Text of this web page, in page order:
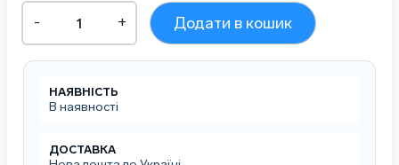
Тримач
для
клавіатури
на
короткий
кількість
- + Додати в кошик
НАЯВНІСТЬ
В наявності
ДОСТАВКА